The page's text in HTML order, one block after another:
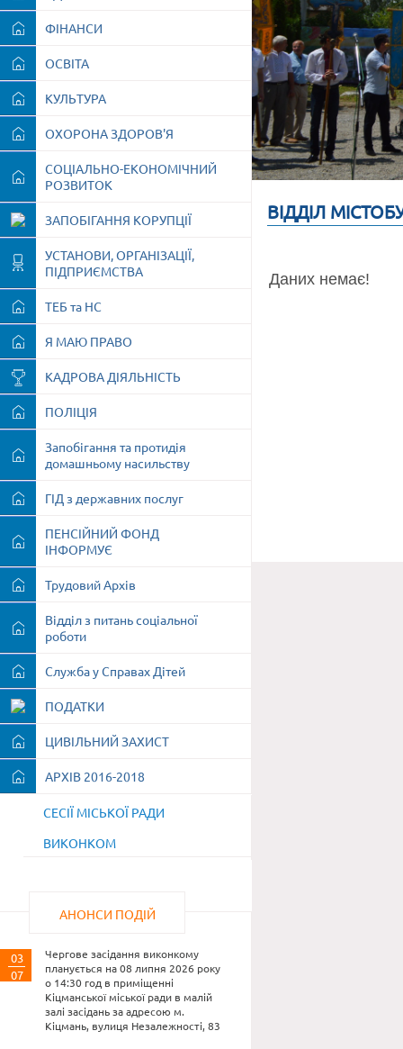
ФІНАНСИ
ОСВІТА
КУЛЬТУРА
ОХОРОНА ЗДОРОВ'Я
СОЦІАЛЬНО-ЕКОНОМІЧНИЙ
РОЗВИТОК
ЗАПОБІГАННЯ КОРУПЦІЇ
УСТАНОВИ, ОРГАНІЗАЦІЇ,
ПІДПРИЄМСТВА
ТЕБ та НС
Я МАЮ ПРАВО
КАДРОВА ДІЯЛЬНІСТЬ
ПОЛІЦІЯ
Запобігання та протидія
домашньому насильству
ГІД з державних послуг
ПЕНСІЙНИЙ ФОНД
ІНФОРМУЄ
Трудовий Архів
Відділ з питань соціальної
роботи
Служба у Справах Дітей
ПОДАТКИ
ЦИВІЛЬНИЙ ЗАХИСТ
АРХІВ 2016-2018
СЕСІЇ МІСЬКОЇ РАДИ
ВИКОНКОМ
АНОНСИ ПОДІЙ
03
07
Чергове засідання виконкому
планується на 08 липня 2026 року
о 14:30 год в приміщенні
Кіцманської міської ради в малій
залі засідань за адресою м.
Кіцмань, вулиця Незалежності, 83
ВІДДІЛ
Даних немає!